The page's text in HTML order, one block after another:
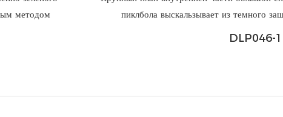
DLP046-